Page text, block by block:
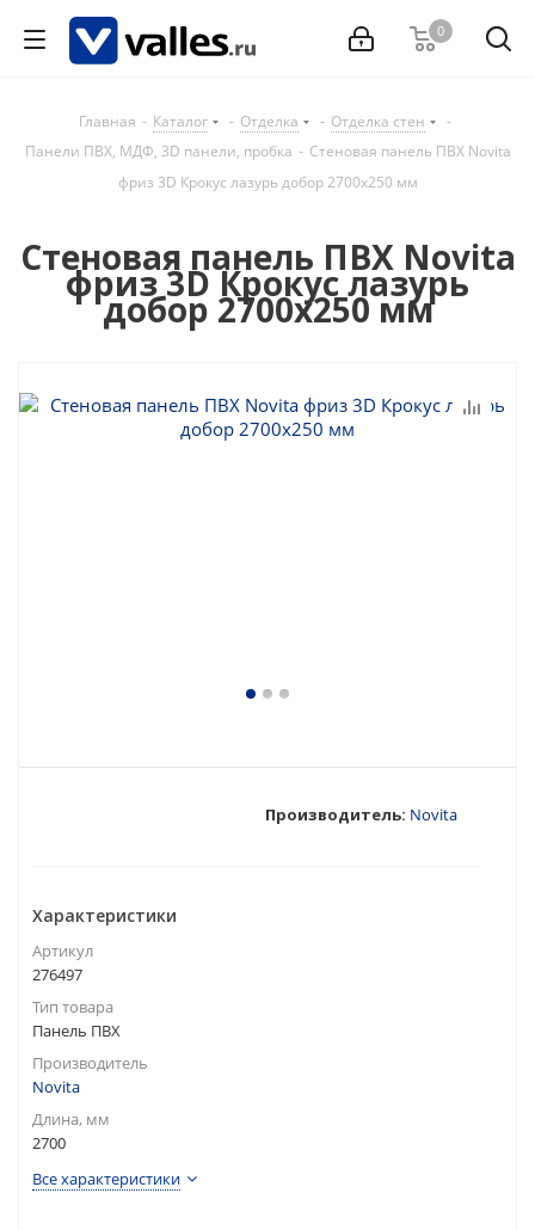
0
Главная - Каталог - Отделка - Отделка стен
-
Панели ПВХ, МДФ, 3D панели, пробка - Стеновая панель ПВХ Novita
фриз 3D Крокус лазурь добор 2700x250 мм
Стеновая панель ПВХ Novita
фриз 3D Крокус лазурь
добор 2700x250 мм
Производитель: Novita
Характеристики
Артикул
276497
Тип товара
Панель ПВХ
Производитель
Novita
Длина, мм
2700
Все характеристики